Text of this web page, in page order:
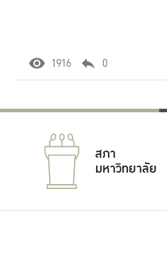
1916 0
สภา
มหาวิทยาลัย